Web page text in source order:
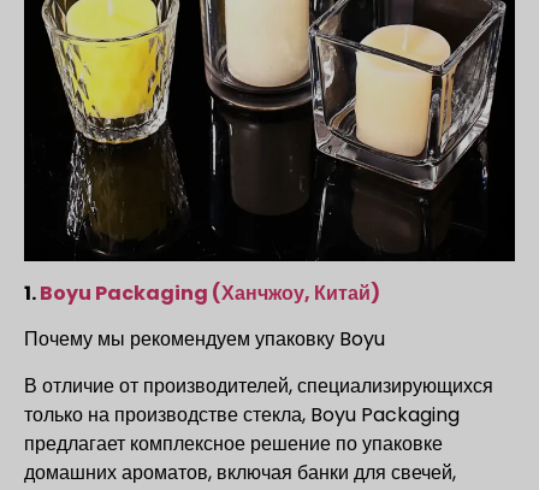
1.Boyu Packaging (Ханчжоу, Китай)
Почему мы рекомендуем упаковку Boyu
В отличие от производителей, специализирующихся
только на производстве стекла, Boyu Packaging
предлагает комплексное решение по упаковке
домашних ароматов, включая банки для свечей,